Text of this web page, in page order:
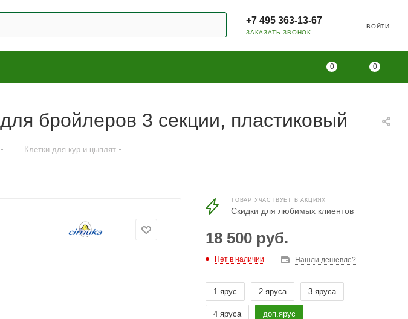
+7 495 363-13-67
ЗАКАЗАТЬ ЗВОНОК
ВОЙТИ
0 0
бройлеров 3 секции, пластиковый
— Клетки для кур и цыплят —
ТОВАР УЧАСТВУЕТ В АКЦИЯХ
Скидки для любимых клиентов
18 500 руб.
Нет в наличии Нашли дешевле?
1 ярус 2 яруса 3 яруса
4 яруса доп.ярус